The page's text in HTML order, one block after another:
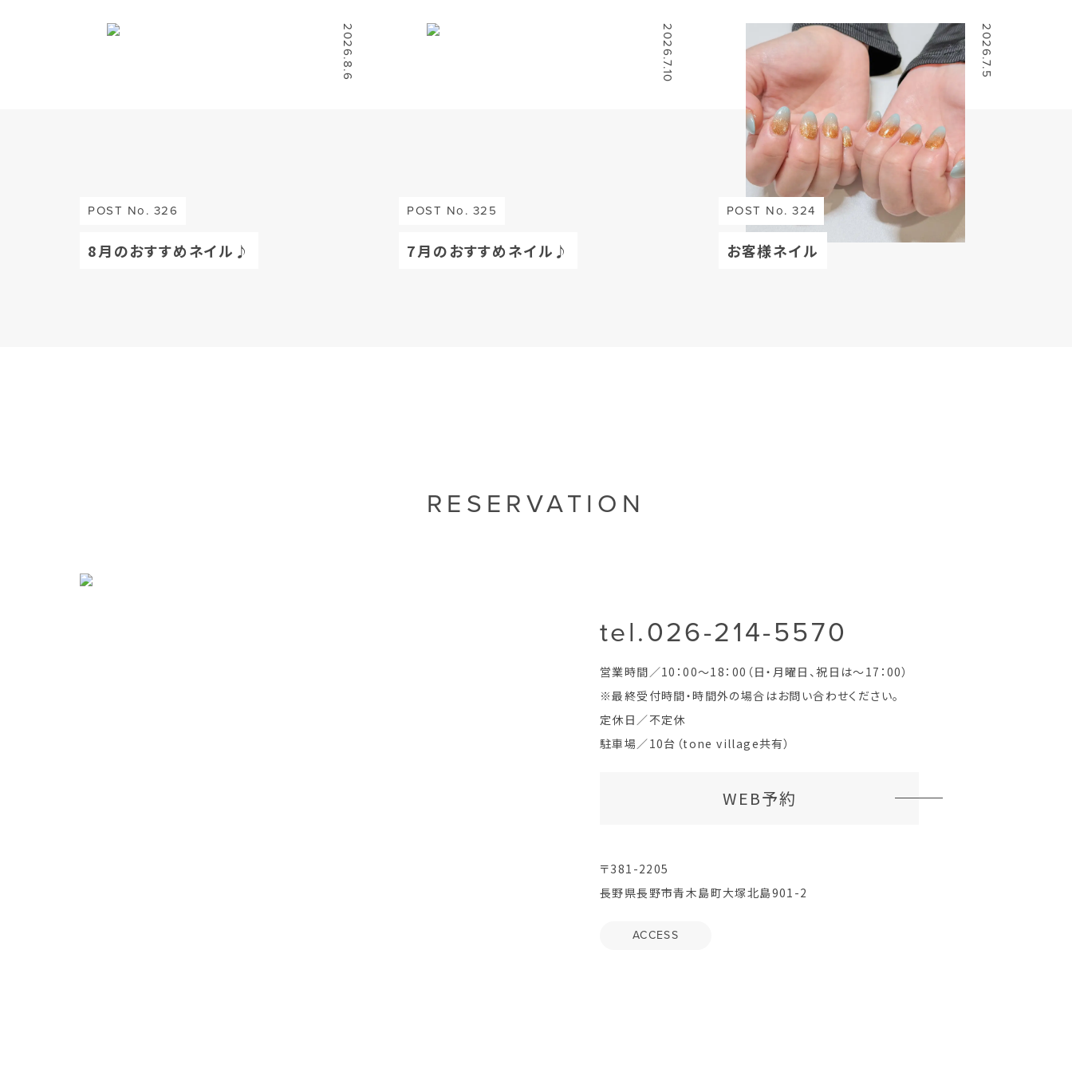
2026.8.6
POST No. 326
8月のおすすめネイル♪
2026.7.10
POST No. 325
7月のおすすめネイル♪
2026.7.5
POST No. 324
お客様ネイル
RESERVATION
tel.026-214-5570
営業時間／10：00～18：00（日・月曜日、祝日は～17：00）
※最終受付時間・時間外の場合はお問い合わせください。
定休日／不定休
駐車場／10台（tone village共有）
WEB予約
〒381-2205
長野県長野市青木島町大塚北島901-2
ACCESS